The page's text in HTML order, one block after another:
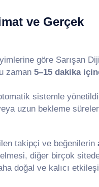
ve Gerçek
göre Sarışan
zaman 5–15 dakika
sistemle
uzun bekleme
takipçi ve beğenilerin
diğer birçok
doğal ve kalıcı